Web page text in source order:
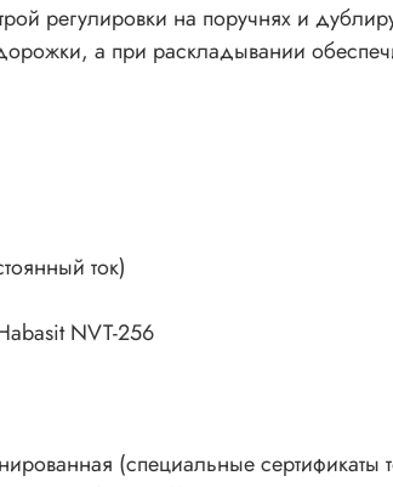
регулировки на поручнях и
а при раскладывании
ток)
NVT-256
(специальные сертификаты